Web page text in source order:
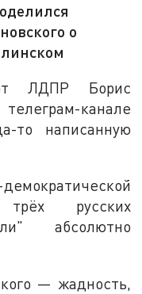
о
ЛДПР Борис
канале
то написанную
русских
абсолютно
— жадность,